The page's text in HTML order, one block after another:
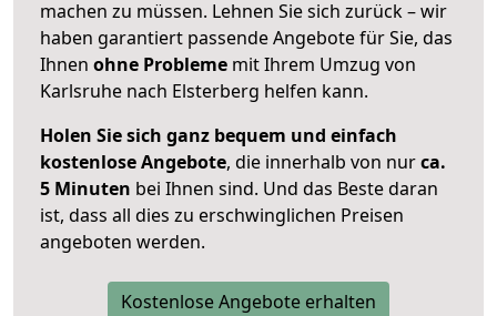
machen zu müssen. Lehnen Sie sich zurück – wir
haben garantiert passende Angebote für Sie, das
Ihnen ohne Probleme mit Ihrem Umzug von
Karlsruhe nach Elsterberg helfen kann.
Holen Sie sich ganz bequem und einfach
kostenlose Angebote, die innerhalb von nurca.
5 Minuten bei Ihnen sind. Und das Beste daran
ist, dass all dies zu erschwinglichen Preisen
angeboten werden.
Kostenlose Angebote erhalten